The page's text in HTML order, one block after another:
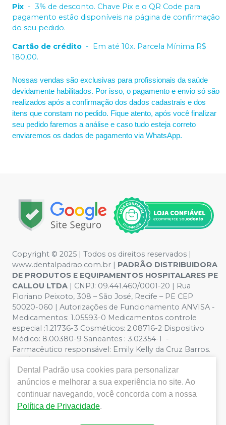
Pix - 3% de desconto. Chave Pix e o QR Code para
pagamento estão disponíveis na página de confirmação
do seu pedido.
Cartão de crédito -
Em até 10x. Parcela Mínima R$
180,00.
Nossas vendas são exclusivas para profissionais da saúde
devidamente habilitados. Por isso, o pagamento e envio só são
realizados após a confirmação dos dados cadastrais e dos
itens que constam no pedido. Fique atento, após você finalizar
seu pedido faremos a análise e caso tudo esteja correto
enviaremos os dados de pagamento via WhatsApp.
Copyright © 2025 | Todos os direitos reservados |
www.dentalpadrao.com.br | PADRÃO DISTRIBUIDORA
DE PRODUTOS E EQUIPAMENTOS HOSPITALARES PE
CALLOU LTDA | CNPJ: 09.441.460/0001-20 | Rua
Floriano Peixoto, 308 – São José, Recife – PE CEP
50020-060 | Autorizações de Funcionamento ANVISA -
Medicamentos: 1.05593-0 Medicamentos controle
especial :1.21736-3 Cosméticos: 2.08716-2 Dispositivo
Médico: 8.00380-9 Saneantes : 3.02354-1 -
Farmacêutico responsável: Emily Kelly da Cruz Barros.
CRF/PE nº 10109 | Política de Privacidade e Segurança -
Fotos meramente ilustrativas - Os preços e condições
da loja virtual estão sujeitos a alterações. Em caso de
divergência de preços no site, o valor válido é o do
Carrinho de Compra. Não vendemos por atacado, por
isso nos reservamos o direito de não atender compras
Dental Padrão usa cookies para personalizar
anúncios e melhorar a sua experiência no site. Ao
continuar navegando, você concorda com a nossa
Política de Privacidade.